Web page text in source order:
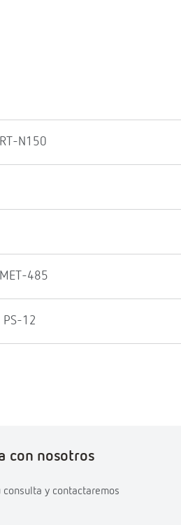
RT-N150
MET-485
PS-12
con nosotros
consulta y contactaremos